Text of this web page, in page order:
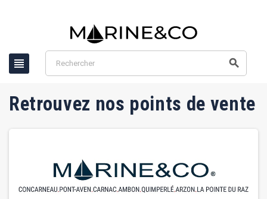
 
Retrouvez nos points de vente